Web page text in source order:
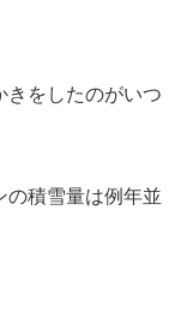
きをしたのがいつ
の積雪量は例年並